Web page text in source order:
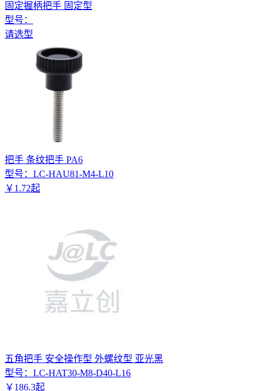
固定握柄把手 固定型
型号：
请选型
把手 条纹把手 PA6
型号： LC-HAU81-M4-L10
￥ 1 .72起
五角把手 安全操作型 外螺纹型 亚光黑
型号： LC-HAT30-M8-D40-L16
￥ 186.3起